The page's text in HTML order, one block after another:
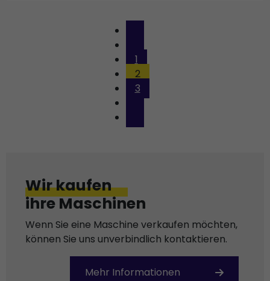
1
2
3
Wir kaufen
ihre Maschinen
Wenn Sie eine Maschine verkaufen möchten,
können Sie uns unverbindlich kontaktieren.
Mehr Informationen